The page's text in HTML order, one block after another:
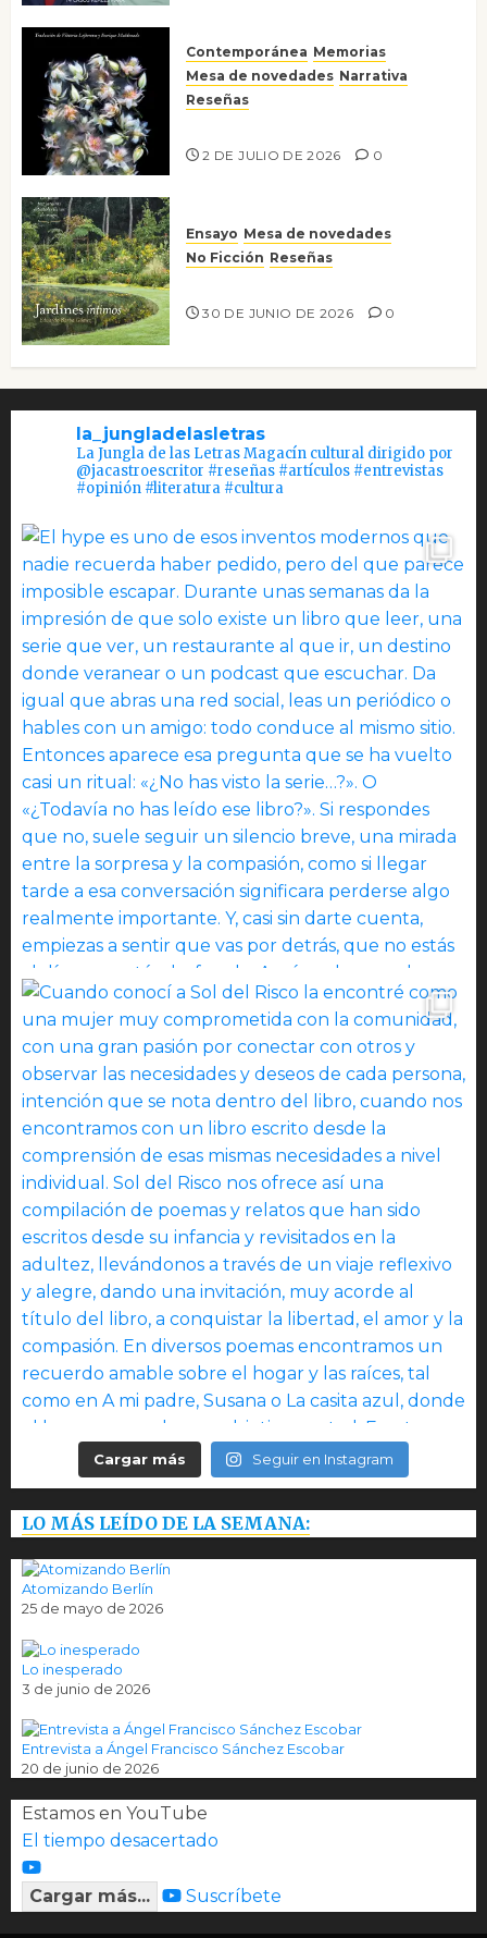
Contemporánea Memorias
Mesa de novedades Narrativa
Reseñas
2 DE JULIO DE 2026 0
Ensayo Mesa de novedades
No Ficción Reseñas
30 DE JUNIO DE 2026 0
la_jungladelasletras
La Jungla de las Letras Magacín cultural dirigido por
@jacastroescritor #reseñas #artículos #entrevistas
#opinión #literatura #cultura
Cargar más Seguir en Instagram
LO MÁS LEÍDO DE LA SEMANA:
Atomizando Berlín
25 de mayo de 2026
Lo inesperado
3 de junio de 2026
Entrevista a Ángel Francisco Sánchez Escobar
20 de junio de 2026
Estamos en YouTube
El tiempo desacertado
Cargar más... Suscríbete